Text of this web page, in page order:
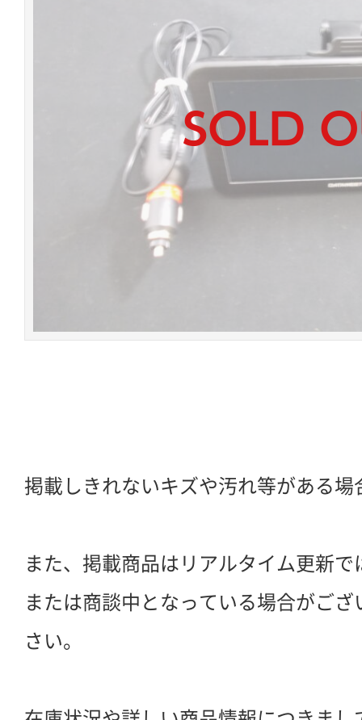
掲載しきれないキズや汚れ等がある場
また、掲載商品はリアルタイム更新
または商談中となっている場合がご
さい。